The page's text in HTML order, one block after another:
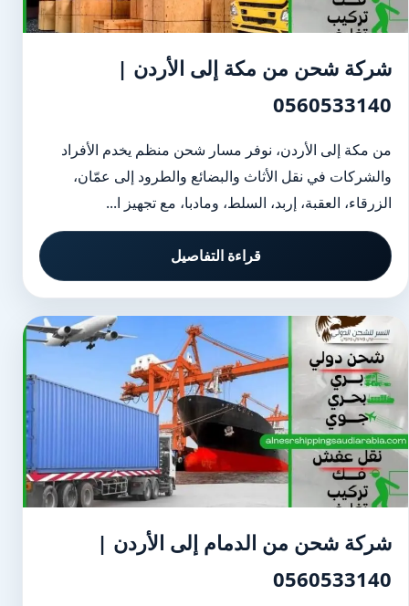
شركة شحن من مكة إلى الأردن |
0560533140
من مكة إلى الأردن، نوفر مسار شحن منظم يخدم الأفراد
والشركات في نقل الأثاث والبضائع والطرود إلى عمّان،
الزرقاء، العقبة، إربد، السلط، ومادبا، مع تجهيز ا...
قراءة التفاصيل
شركة شحن من الدمام إلى الأردن |
0560533140